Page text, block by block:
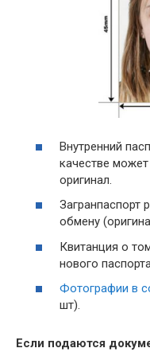
Внутренний
качестве
оригинал.
Загранпаспорт
обмену
Квитанция о
нового
Фотографии в
шт).
Если подаются